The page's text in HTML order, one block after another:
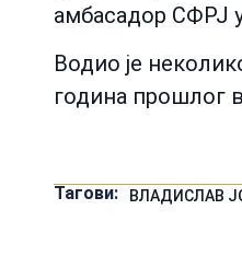
амбасадор СФРЈ
Водио је
година прошлог
Тагови: ВЛАДИСЛАВ